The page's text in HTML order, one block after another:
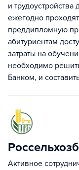
и
ежегодно
преддипломную
абитуриентам
затраты на
необходимо
Банком, и
Активное